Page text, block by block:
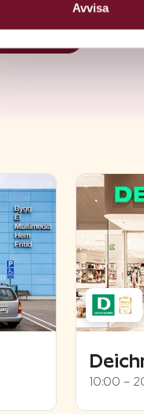
Avvisa
få!
10:00 –